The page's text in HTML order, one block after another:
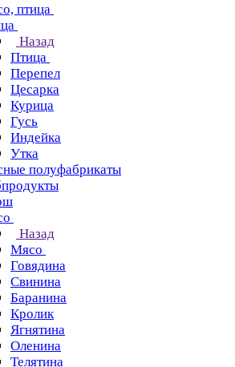
птица
Назад
Птица
Перепел
Цесарка
Курица
Гусь
Индейка
Утка
полуфабрикаты
Назад
Мясо
Говядина
Свинина
Баранина
Кролик
Ягнятина
Оленина
Телятина